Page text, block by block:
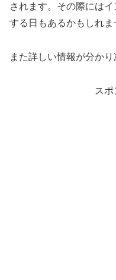
されます。その際には
する日もあるかもしれま
また詳しい情報が分か
スポ